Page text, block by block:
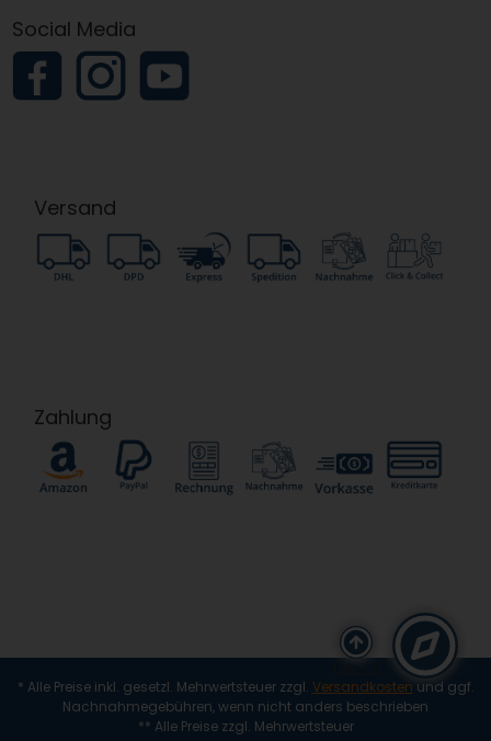
Social Media
Versand
Zahlung
* Alle Preise inkl. gesetzl. Mehrwertsteuer zzgl. Versandkosten und ggf.
Nachnahmegebühren, wenn nicht anders beschrieben
** Alle Preise zzgl. Mehrwertsteuer